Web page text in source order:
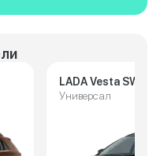
LADA Vesta SW
Универсал